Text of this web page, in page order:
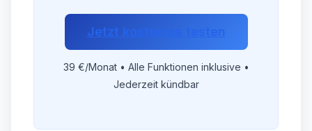
Jetzt kostenlos testen
39 €/Monat • Alle Funktionen inklusive •
Jederzeit kündbar